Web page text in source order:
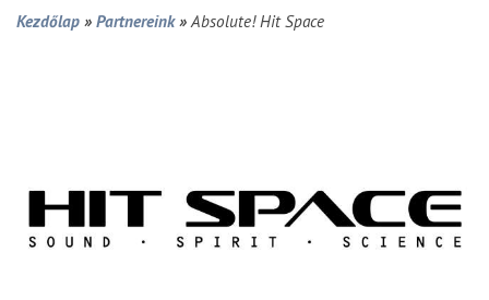
Kezdőlap » Partnereink » Absolute! Hit Space